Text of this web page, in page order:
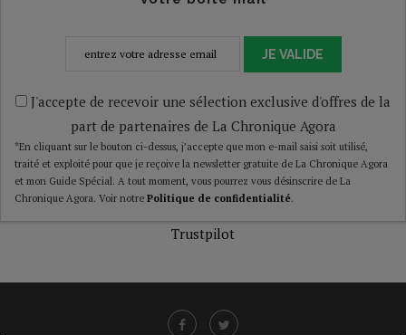
JE VALIDE
J'accepte de recevoir une sélection exclusive d'offres de la
part de partenaires de La Chronique Agora
*En cliquant sur le bouton ci-dessus, j’accepte que mon e-mail saisi soit utilisé,
traité et exploité pour que je reçoive la newsletter gratuite de La Chronique Agora
et mon Guide Spécial. A tout moment, vous pourrez vous désinscrire de La
Chronique Agora. Voir notre Politique de confidentialité.
Trustpilot